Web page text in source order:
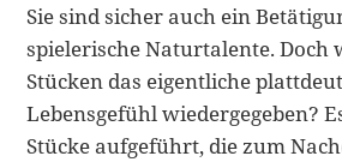
Sie sind sicher auch ein
spielerische Naturtalente. Doch
Stücken das eigentliche
Lebensgefühl wiedergegeben?
Stücke aufgeführt, die zum